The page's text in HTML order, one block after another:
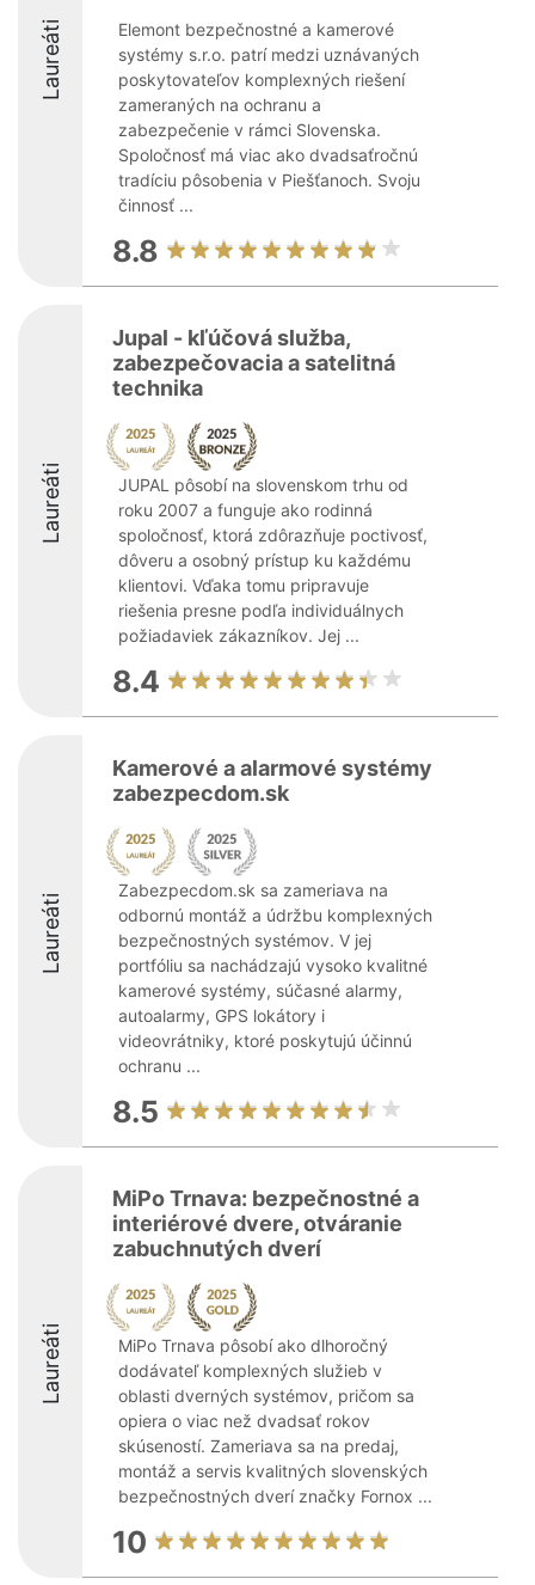
Laureáti
Elemont bezpečnostné a kamerové
systémy s.r.o. patrí medzi uznávaných
poskytovateľov komplexných riešení
zameraných na ochranu a
zabezpečenie v rámci Slovenska.
Spoločnosť má viac ako dvadsaťročnú
tradíciu pôsobenia v Piešťanoch. Svoju
činnosť ...
8.8
Laureáti
Jupal - kľúčová služba,
zabezpečovacia a satelitná
technika
JUPAL pôsobí na slovenskom trhu od
roku 2007 a funguje ako rodinná
spoločnosť, ktorá zdôrazňuje poctivosť,
dôveru a osobný prístup ku každému
klientovi. Vďaka tomu pripravuje
riešenia presne podľa individuálnych
požiadaviek zákazníkov. Jej ...
8.4
Laureáti
Kamerové a alarmové systémy
zabezpecdom.sk
Zabezpecdom.sk sa zameriava na
odbornú montáž a údržbu komplexných
bezpečnostných systémov. V jej
portfóliu sa nachádzajú vysoko kvalitné
kamerové systémy, súčasné alarmy,
autoalarmy, GPS lokátory i
videovrátniky, ktoré poskytujú účinnú
ochranu ...
8.5
Laureáti
MiPo Trnava: bezpečnostné a
interiérové dvere, otváranie
zabuchnutých dverí
MiPo Trnava pôsobí ako dlhoročný
dodávateľ komplexných služieb v
oblasti dverných systémov, pričom sa
opiera o viac než dvadsať rokov
skúseností. Zameriava sa na predaj,
montáž a servis kvalitných slovenských
bezpečnostných dverí značky Fornox ...
10